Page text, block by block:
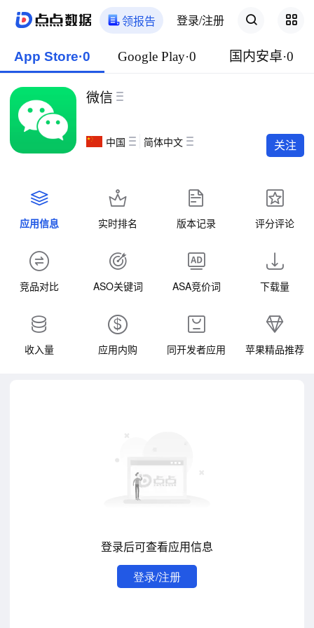
领报告 登录/注册
App Store·0 Google Play·0 国内安卓·0
微信
中国 简体中文 关注
应用信息 实时排名 版本记录 评分评论
竞品对比 ASO关键词 ASA竞价词 下载量
收入量 应用内购 同开发者应用 苹果精品推荐
登录后可查看应用信息
登录/注册